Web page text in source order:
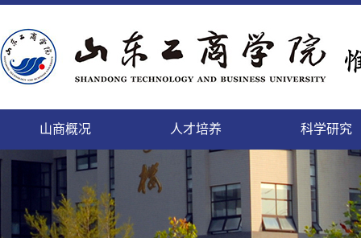
山商概况
精神文明的校园，培养人才的学园
个性发展的乐园，陶冶情操的花园
山商
人才培养
致天下之治者在人才
师者，教之以事而喻诸德
本科生
科学研究
科学研究的进展及其日益扩
充的领域将唤起我们的希望
科研
登高而望远，临海而心阔
依山傍海的她，美景如画，恰如你的风华
本科生
缓缓西风来，渐渐东风暖
携手赢天下，同创新未来
国内
勤于道义,刚健而日新
这日新月异的变化,来自我们对美好的执着
教工
面朝大海，静待你来
这里有你我最美的梦
人事
微笑最具魅力
细节成就完美
后勤